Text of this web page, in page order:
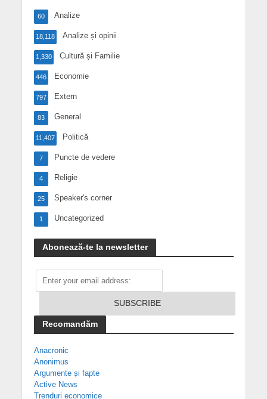
Analize
60
Analize și opinii
18,118
Cultură și Familie
1,330
Economie
446
Extern
797
General
83
Politică
11,407
Puncte de vedere
7
Religie
4
Speaker's corner
25
Uncategorized
1
Abonează-te la newsletter
Recomandăm
Anacronic
Anonimus
Argumente și fapte
Active News
Trenduri economice